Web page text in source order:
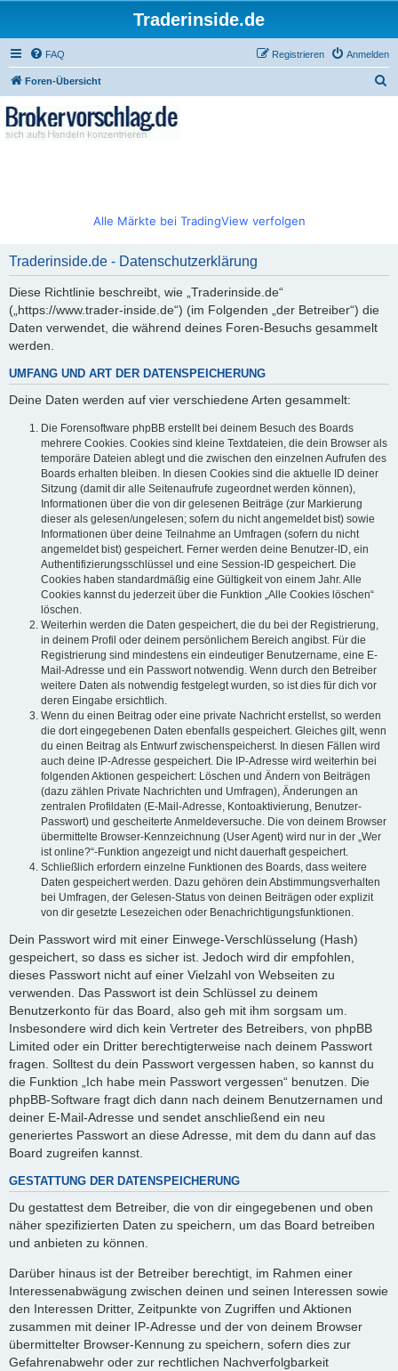
Traderinside.de
FAQ Anmelden
Registrieren
Foren-Übersicht
Alle Märkte bei TradingView verfolgen
Traderinside.de - Datenschutzerklärung
Diese Richtlinie beschreibt, wie „Traderinside.de“
(„https://www.trader-inside.de“) (im Folgenden „der Betreiber“) die
Daten verwendet, die während deines Foren-Besuchs gesammelt
werden.
UMFANG UND ART DER DATENSPEICHERUNG
Deine Daten werden auf vier verschiedene Arten gesammelt:
Die Forensoftware phpBB erstellt bei deinem Besuch des Boards
mehrere Cookies. Cookies sind kleine Textdateien, die dein Browser als
temporäre Dateien ablegt und die zwischen den einzelnen Aufrufen des
Boards erhalten bleiben. In diesen Cookies sind die aktuelle ID deiner
Sitzung (damit dir alle Seitenaufrufe zugeordnet werden können),
Informationen über die von dir gelesenen Beiträge (zur Markierung
dieser als gelesen/ungelesen; sofern du nicht angemeldet bist) sowie
Informationen über deine Teilnahme an Umfragen (sofern du nicht
angemeldet bist) gespeichert. Ferner werden deine Benutzer-ID, ein
Authentifizierungsschlüssel und eine Session-ID gespeichert. Die
Cookies haben standardmäßig eine Gültigkeit von einem Jahr. Alle
Cookies kannst du jederzeit über die Funktion „Alle Cookies löschen“
löschen.
Weiterhin werden die Daten gespeichert, die du bei der Registrierung,
in deinem Profil oder deinem persönlichem Bereich angibst. Für die
Registrierung sind mindestens ein eindeutiger Benutzername, eine E-
Mail-Adresse und ein Passwort notwendig. Wenn durch den Betreiber
weitere Daten als notwendig festgelegt wurden, so ist dies für dich vor
deren Eingabe ersichtlich.
Wenn du einen Beitrag oder eine private Nachricht erstellst, so werden
die dort eingegebenen Daten ebenfalls gespeichert. Gleiches gilt, wenn
du einen Beitrag als Entwurf zwischenspeicherst. In diesen Fällen wird
auch deine IP-Adresse gespeichert. Die IP-Adresse wird weiterhin bei
folgenden Aktionen gespeichert: Löschen und Ändern von Beiträgen
(dazu zählen Private Nachrichten und Umfragen), Änderungen an
zentralen Profildaten (E-Mail-Adresse, Kontoaktivierung, Benutzer-
Passwort) und gescheiterte Anmeldeversuche. Die von deinem Browser
übermittelte Browser-Kennzeichnung (User Agent) wird nur in der „Wer
ist online?“-Funktion angezeigt und nicht dauerhaft gespeichert.
Schließlich erfordern einzelne Funktionen des Boards, dass weitere
Daten gespeichert werden. Dazu gehören dein Abstimmungsverhalten
bei Umfragen, der Gelesen-Status von deinen Beiträgen oder explizit
von dir gesetzte Lesezeichen oder Benachrichtigungsfunktionen.
Dein Passwort wird mit einer Einwege-Verschlüsselung (Hash)
gespeichert, so dass es sicher ist. Jedoch wird dir empfohlen,
dieses Passwort nicht auf einer Vielzahl von Webseiten zu
verwenden. Das Passwort ist dein Schlüssel zu deinem
Benutzerkonto für das Board, also geh mit ihm sorgsam um.
Insbesondere wird dich kein Vertreter des Betreibers, von phpBB
Limited oder ein Dritter berechtigterweise nach deinem Passwort
fragen. Solltest du dein Passwort vergessen haben, so kannst du
die Funktion „Ich habe mein Passwort vergessen“ benutzen. Die
phpBB-Software fragt dich dann nach deinem Benutzernamen und
deiner E-Mail-Adresse und sendet anschließend ein neu
generiertes Passwort an diese Adresse, mit dem du dann auf das
Board zugreifen kannst.
GESTATTUNG DER DATENSPEICHERUNG
Du gestattest dem Betreiber, die von dir eingegebenen und oben
näher spezifizierten Daten zu speichern, um das Board betreiben
und anbieten zu können.
Darüber hinaus ist der Betreiber berechtigt, im Rahmen einer
Interessenabwägung zwischen deinen und seinen Interessen sowie
den Interessen Dritter, Zeitpunkte von Zugriffen und Aktionen
zusammen mit deiner IP-Adresse und der von deinem Browser
übermittelter Browser-Kennung zu speichern, sofern dies zur
Gefahrenabwehr oder zur rechtlichen Nachverfolgbarkeit